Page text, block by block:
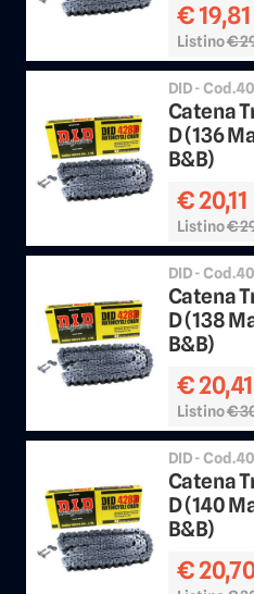
€ 19,81
Listino€
DID -
Catena
D (136
B&B)
€ 20,11
Listino€
DID -
Catena
D (138
B&B)
€ 20,41
Listino€
DID -
Catena
D (140
B&B)
€